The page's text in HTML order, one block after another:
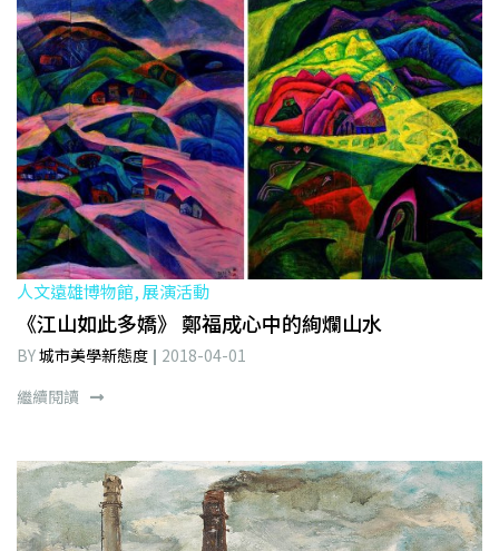
人文遠雄博物館, 展演活動
《江山如此多嬌》 鄭福成心中的絢爛山水
BY城市美學新態度
2018-04-01
繼續閱讀